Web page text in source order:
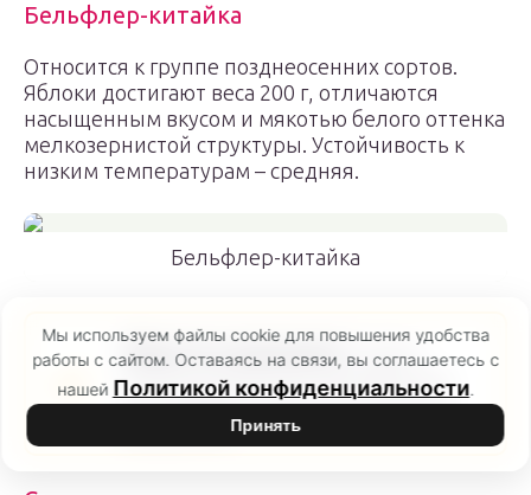
Бельфлер-китайка
Относится к группе позднеосенних сортов.
Яблоки достигают веса 200 г, отличаются
насыщенным вкусом и мякотью белого оттенка
мелкозернистой структуры. Устойчивость к
низким температурам – средняя.
Бельфлер-китайка
Обратите внимание! У сорта
низкие показатели урожайности,
что особенно заметно в средней
полосе РФ.
Мы используем файлы cookie для повышения удобства
работы с сайтом. Оставаясь на связи, вы соглашаетесь с
нашей Политикой конфиденциальности.
Принять